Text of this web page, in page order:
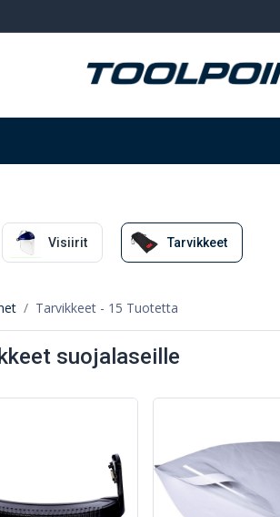
Visiirit Tarvikkeet
Tarvikkeet- 15 Tuotetta
suojalaseille